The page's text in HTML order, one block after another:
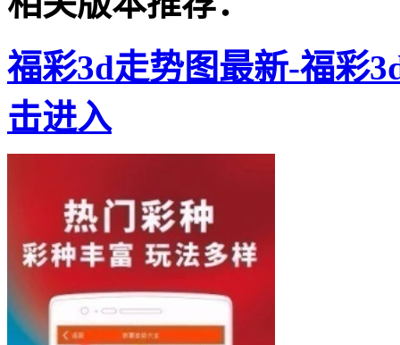
福彩3d走势图最新-福彩
击进入